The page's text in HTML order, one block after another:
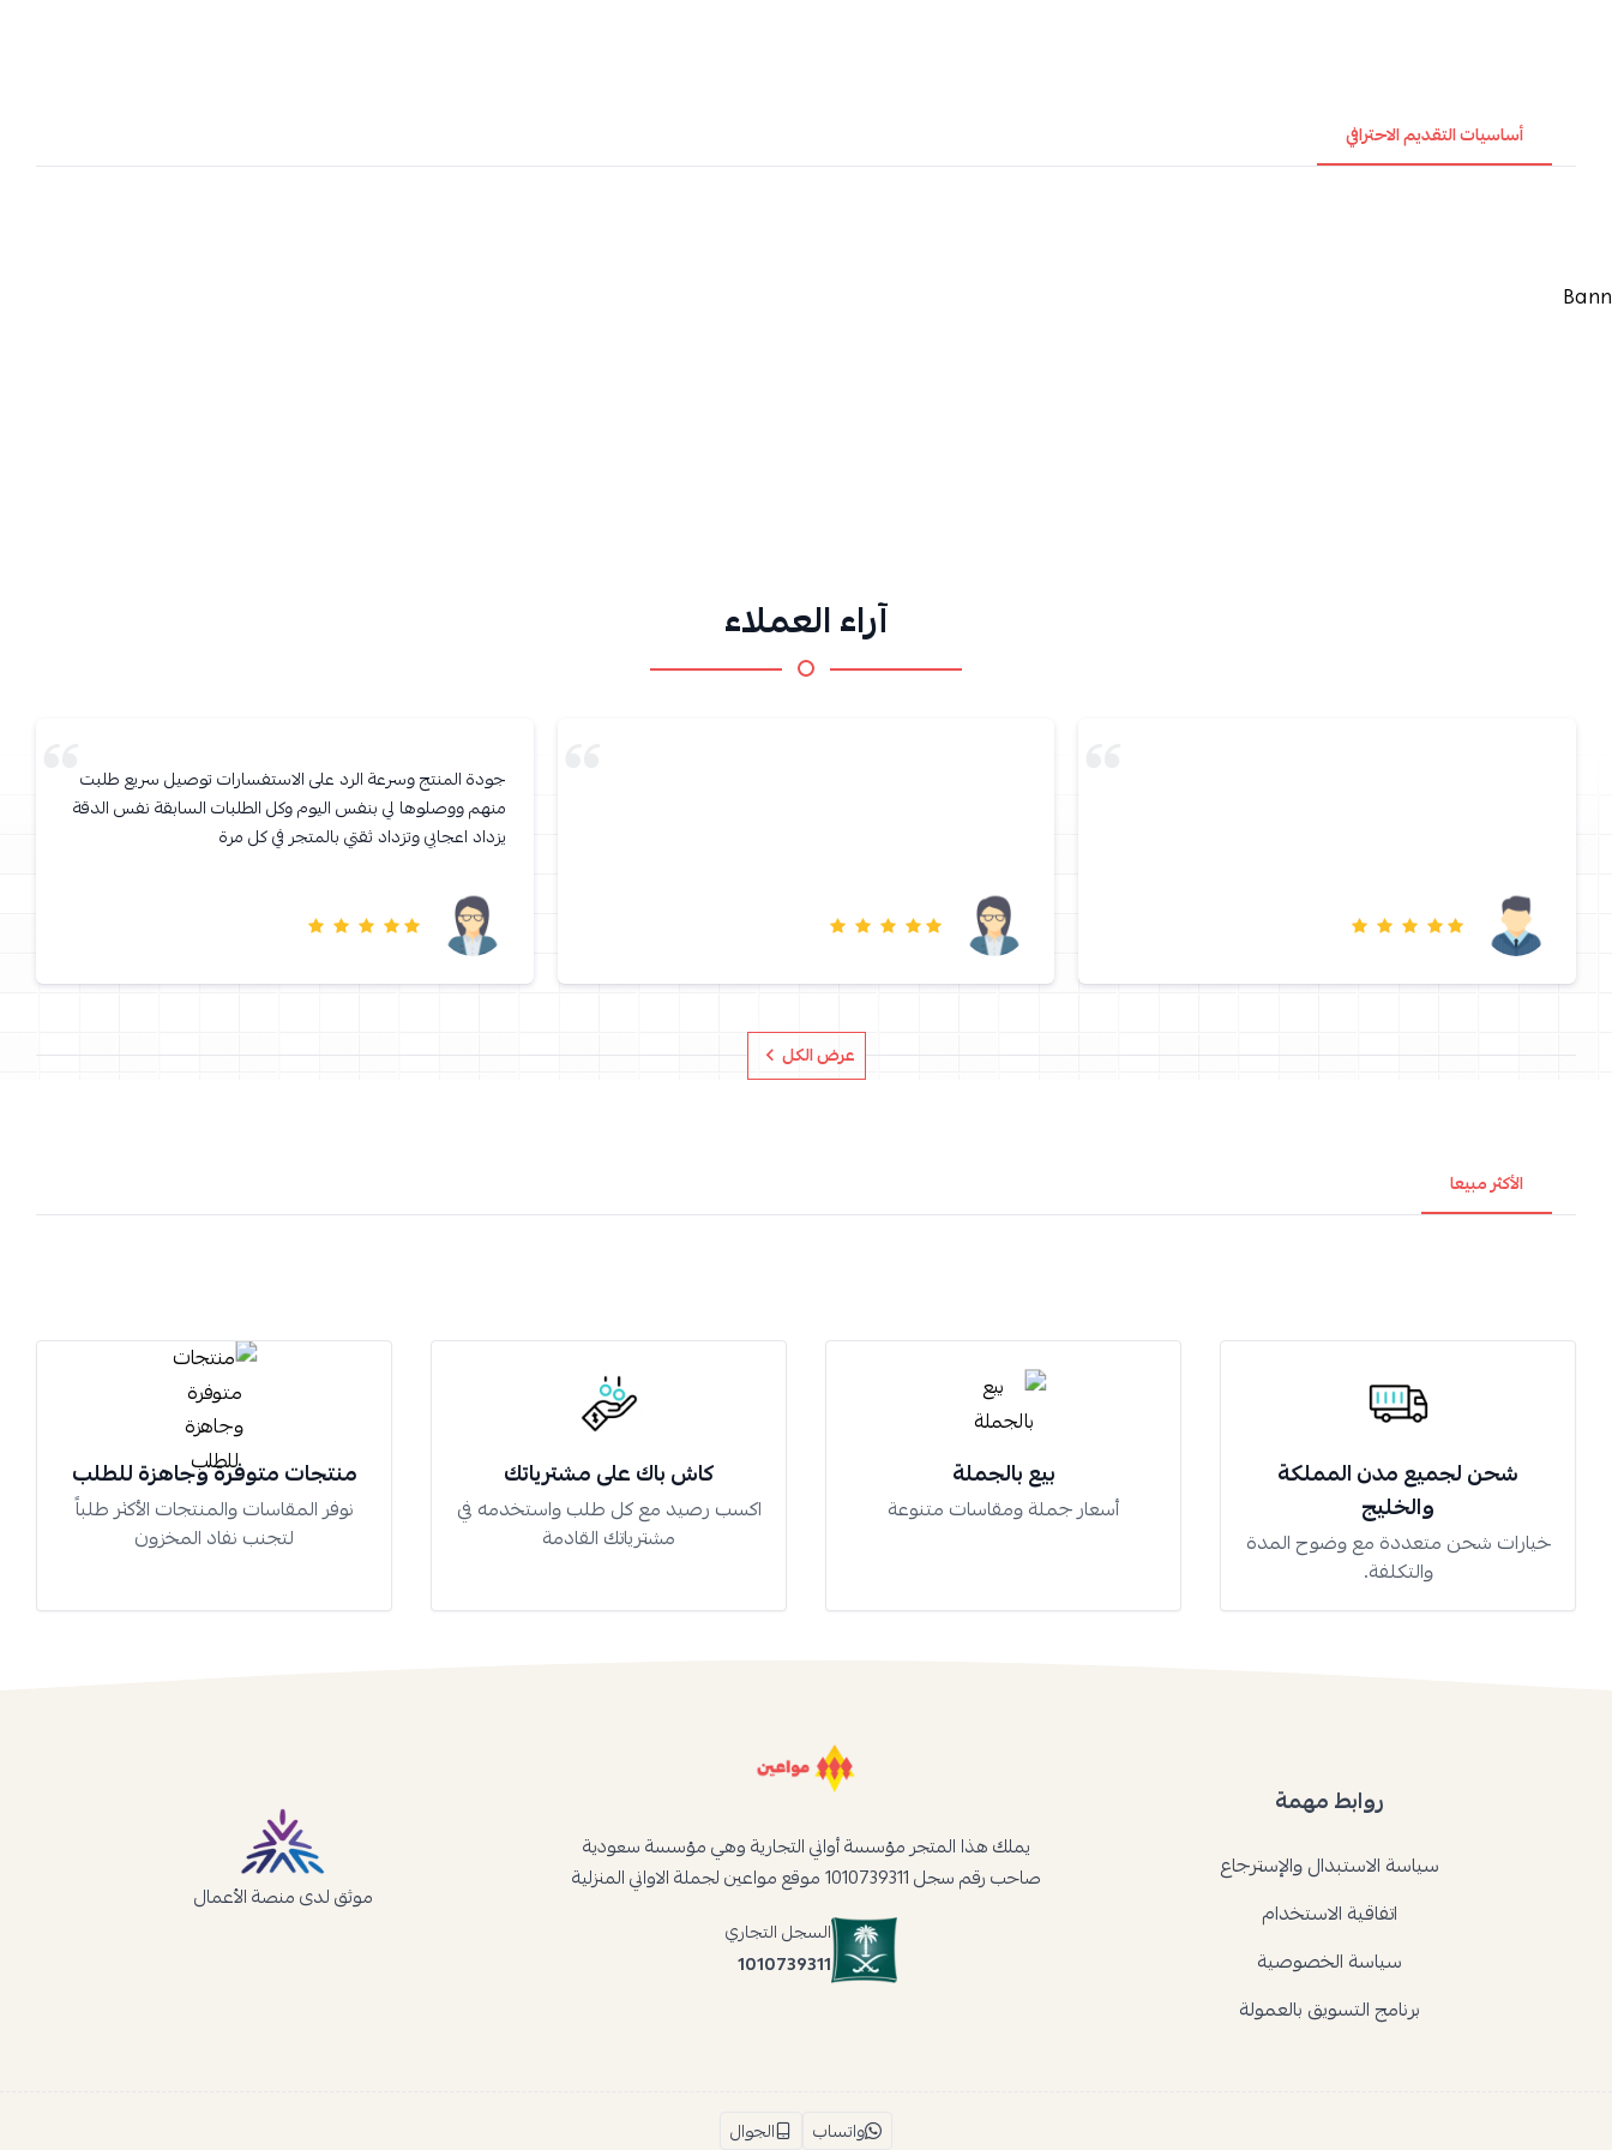
أساسيات التقديم الاحترافي
آراء العملاء
عرض الكل
الأكثر مبيعا
شحن لجميع مدن المملكة
والخليج
خيارات شحن متعددة مع وضوح المدة
والتكلفة.
بيع بالجملة
أسعار جملة ومقاسات متنوعة
كاش باك على مشترياتك
اكسب رصيد مع كل طلب واستخدمه في
مشترياتك القادمة
منتجات متوفرة وجاهزة للطلب
نوفر المقاسات والمنتجات الأكثر طلباً
لتجنب نفاد المخزون
روابط مهمة
سياسة الاستبدال والإسترجاع
اتفاقية الاستخدام
سياسة الخصوصية
برنامج التسويق بالعمولة
يملك هذا المتجر مؤسسة أواني التجارية وهي مؤسسة سعودية
صاحب رقم سجل 1010739311 موقع مواعين لجملة الاواني المنزلية
السجل التجاري
1010739311
موثق لدى منصة الأعمال
واتساب الجوال